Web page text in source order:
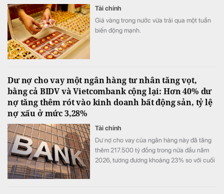
Tài chính
Giá vàng trong nước vừa trải qua một tuần
biến động mạnh.
Dư nợ cho vay một ngân hàng tư nhân tăng vọt,
bằng cả BIDV và Vietcombank cộng lại: Hơn 40% dư
nợ tăng thêm rót vào kinh doanh bất động sản, tỷ lệ
nợ xấu ở mức 3,28%
Tài chính
Dư nợ cho vay của ngân hàng này đã tăng
thêm 217.500 tỷ đồng trong nửa đầu năm
2026, tương đương khoảng 23% so với cuối